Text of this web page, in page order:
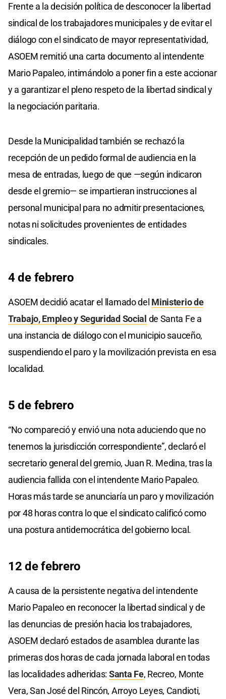
Frente a la decisión política de desconocer la libertad
sindical de los trabajadores municipales y de evitar el
diálogo con el sindicato de mayor representatividad,
ASOEM remitió una carta documento al intendente
Mario Papaleo, intimándolo a poner fin a este accionar
y a garantizar el pleno respeto de la libertad sindical y
la negociación paritaria.
Desde la Municipalidad también se rechazó la
recepción de un pedido formal de audiencia en la
mesa de entradas, luego de que —según indicaron
desde el gremio— se impartieran instrucciones al
personal municipal para no admitir presentaciones,
notas ni solicitudes provenientes de entidades
sindicales.
4 de febrero
ASOEM decidió acatar el llamado del Ministerio de
Trabajo, Empleo y Seguridad Social de Santa Fe a
una instancia de diálogo con el municipio sauceño,
suspendiendo el paro y la movilización prevista en esa
localidad.
5 de febrero
“No compareció y envió una nota aduciendo que no
tenemos la jurisdicción correspondiente”, declaró el
secretario general del gremio, Juan R. Medina, tras la
audiencia fallida con el intendente Mario Papaleo.
Horas más tarde se anunciaría un paro y movilización
por 48 horas contra lo que el sindicato calificó como
una postura antidemocrática del gobierno local.
12 de febrero
A causa de la persistente negativa del intendente
Mario Papaleo en reconocer la libertad sindical y de
las denuncias de presión hacia los trabajadores,
ASOEM declaró estados de asamblea durante las
primeras dos horas de cada jornada laboral en todas
las localidades adheridas: Santa Fe, Recreo, Monte
Vera, San José del Rincón, Arroyo Leyes, Candioti,